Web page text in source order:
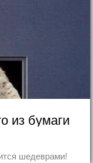
из бумаги
шедеврами!